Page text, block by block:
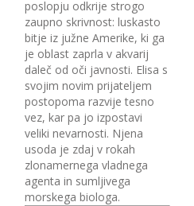
poslopju odkrije strogo
zaupno skrivnost: luskasto
bitje iz južne Amerike, ki ga
je oblast zaprla v akvarij
daleč od oči javnosti. Elisa s
svojim novim prijateljem
postopoma razvije tesno
vez, kar pa jo izpostavi
veliki nevarnosti. Njena
usoda je zdaj v rokah
zlonamernega vladnega
agenta in sumljivega
morskega biologa.